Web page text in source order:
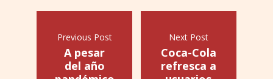
Previous Post
A pesar
del año
Next Post
Coca-Cola
refresca a